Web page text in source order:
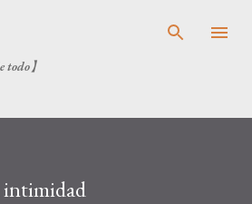
contenido principal
todo】
intimidad